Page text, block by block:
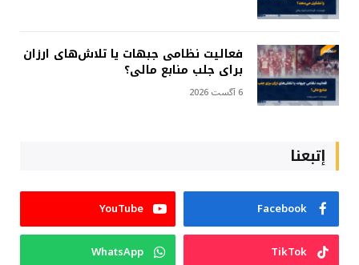
فعالیت نظامی جبهات یا تلاش‌های ارزان
برای جلب منابع مالی؟
6 آگست 2026
إتبعنا
Facebook
YouTube
TikTok
WhatsApp